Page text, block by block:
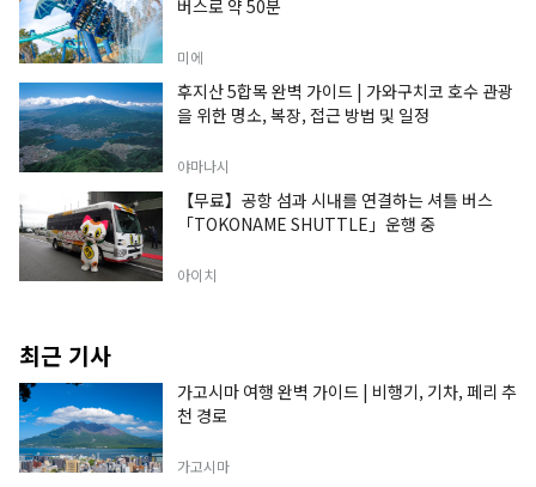
버스로 약 50분
미에
후지산 5합목 완벽 가이드 | 가와구치코 호수 관광
을 위한 명소, 복장, 접근 방법 및 일정
야마나시
【무료】공항 섬과 시내를 연결하는 셔틀 버스
「TOKONAME SHUTTLE」운행 중
아이치
최근 기사
가고시마 여행 완벽 가이드 | 비행기, 기차, 페리 추
천 경로
가고시마